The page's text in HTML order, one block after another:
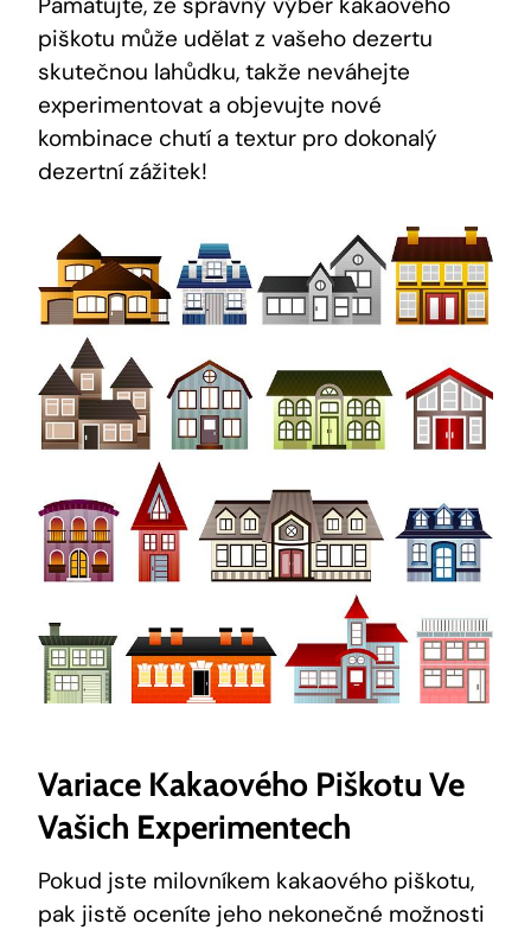
piškotu může udělat z vašeho dezertu
skutečnou lahůdku, takže neváhejte
experimentovat a objevujte nové
kombinace chutí a textur pro dokonalý
dezertní zážitek!
Variace Kakaového Piškotu Ve
Vašich Experimentech
Pokud jste milovníkem kakaového piškotu,
pak jistě oceníte jeho nekonečné možnosti